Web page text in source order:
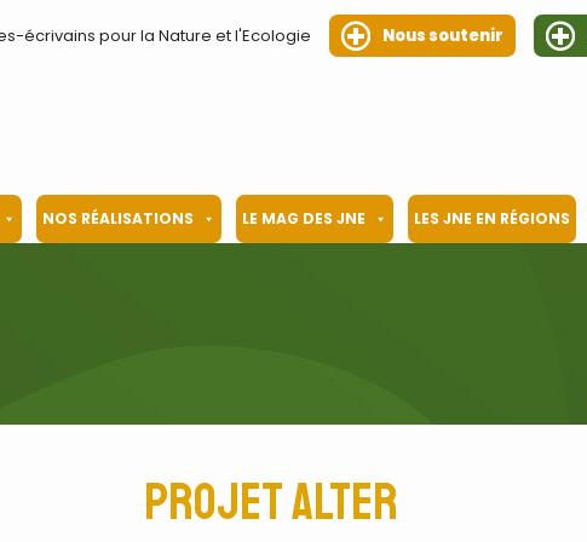
écrivains pour la Nature et l'Ecologie Nous soutenir
NOS RÉALISATIONS LE MAG DES JNE LES JNE EN RÉGIONS
projet Alter